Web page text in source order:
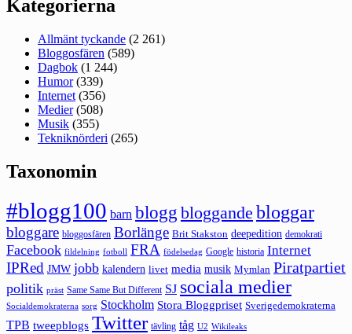
Kategorierna
Allmänt tyckande (2 261)
Bloggosfären (589)
Dagbok (1 244)
Humor(339)
Internet (356)
Medier(508)
Musik (355)
Tekniknörderi (265)
Taxonomin
#blogg100 barn blogg bloggande bloggar
bloggare bloggosfären Borlänge Brit Stakston deepedition demokrati
Facebook fildelning fotboll FRA födelsedag Google historia Internet
IPRed JMW jobb kalendern livet media musik Mymlan Piratpartiet
politik präst Same Same But Different SJ sociala medier
Socialdemokraterna sorg Stockholm Stora Bloggpriset Sverigedemokraterna
TPB tweepblogs Twitter tävling tåg U2 Wikileaks